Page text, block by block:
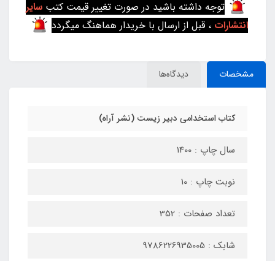
توجه داشته باشید در صورت تغییر قیمت کتب سایر
انتشارات ، قبل از ارسال با خریدار هماهنگ میگردد
مشخصات دیدگاه‌ها
کتاب استخدامی دبیر زیست (نشر آراه)
سال چاپ : 1400
نوبت چاپ : 10
تعداد صفحات : 352
شابک : 9786226935005